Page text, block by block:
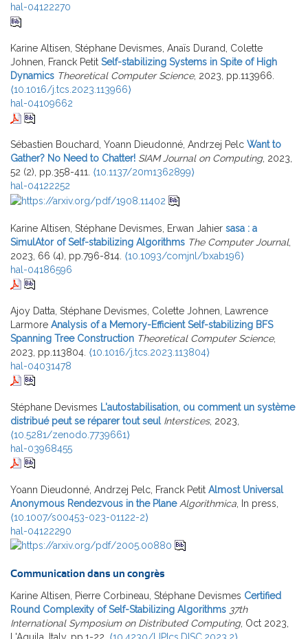
hal-04122270
Karine Altisen, Stéphane Devismes, Anaïs Durand, Colette
Johnen, Franck Petit Self-stabilizing Systems in Spite of High
Dynamics Theoretical Computer Science, 2023, pp.113966.
⟨10.1016/j.tcs.2023.113966⟩
hal-04109662
Sébastien Bouchard, Yoann Dieudonné, Andrzej Pelc Want to
Gather? No Need to Chatter! SIAM Journal on Computing, 2023,
52 (2), pp.358-411. ⟨10.1137/20m1362899⟩
hal-04122252
Karine Altisen, Stéphane Devismes, Erwan Jahier sasa : a
SimulAtor of Self-stabilizing Algorithms The Computer Journal,
2023, 66 (4), pp.796-814. ⟨10.1093/comjnl/bxab196⟩
hal-04186596
Ajoy Datta, Stéphane Devismes, Colette Johnen, Lawrence
Larmore Analysis of a Memory-Efficient Self-stabilizing BFS
Spanning Tree Construction Theoretical Computer Science,
2023, pp.113804. ⟨10.1016/j.tcs.2023.113804⟩
hal-04031478
Stéphane Devismes L'autostabilisation, ou comment un système
distribué peut se réparer tout seul Interstices, 2023,
⟨10.5281/zenodo.7739661⟩
hal-03968455
Yoann Dieudonné, Andrzej Pelc, Franck Petit Almost Universal
Anonymous Rendezvous in the Plane Algorithmica , In press,
⟨10.1007/s00453-023-01122-2⟩
hal-04122290
Communication dans un congrès
Karine Altisen, Pierre Corbineau, Stéphane Devismes Certified
Round Complexity of Self-Stabilizing Algorithms 37th
International Symposium on Distributed Computing, Oct 2023,